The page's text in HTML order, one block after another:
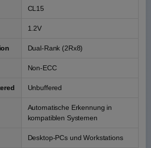
CL15
1.2V
Dual-Rank (2Rx8)
Non-ECC
Unbuffered
Automatische Erkennung in
kompatiblen Systemen
Desktop-PCs und Workstations